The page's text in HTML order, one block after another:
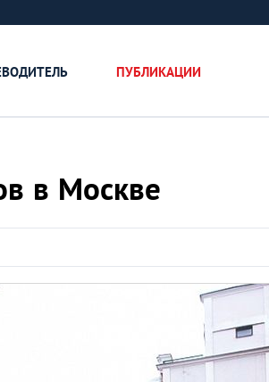
ПУБЛИКАЦИИ
в Москве